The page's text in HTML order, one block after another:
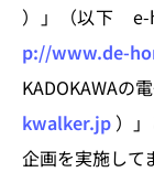
）」（以下 e-
p://www.de-
KADOKAWAの
kwalker.jp ）
企画を実施して